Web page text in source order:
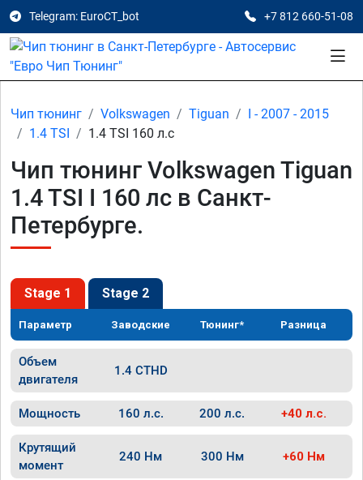
Telegram: EuroCT_bot +7 812 660-51-08
Чип тюнинг Volkswagen Tiguan
I - 2007 - 2015
1.4 TSI
1.4 TSI 160 л.с
Чип тюнинг Volkswagen Tiguan
1.4 TSI I 160 лс в Санкт-
Петербурге.
Stage 1 Stage 2
Параметр Заводские Тюнинг* Разница
Объем
двигателя
1.4 CTHD
Мощность 160 л.с. 200 л.с. +40 л.с.
Крутящий
момент
240 Нм 300 Нм +60 Нм